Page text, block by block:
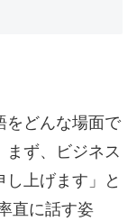
をどんな場面で
ず、ビジネス
上げます」と
直に話す姿